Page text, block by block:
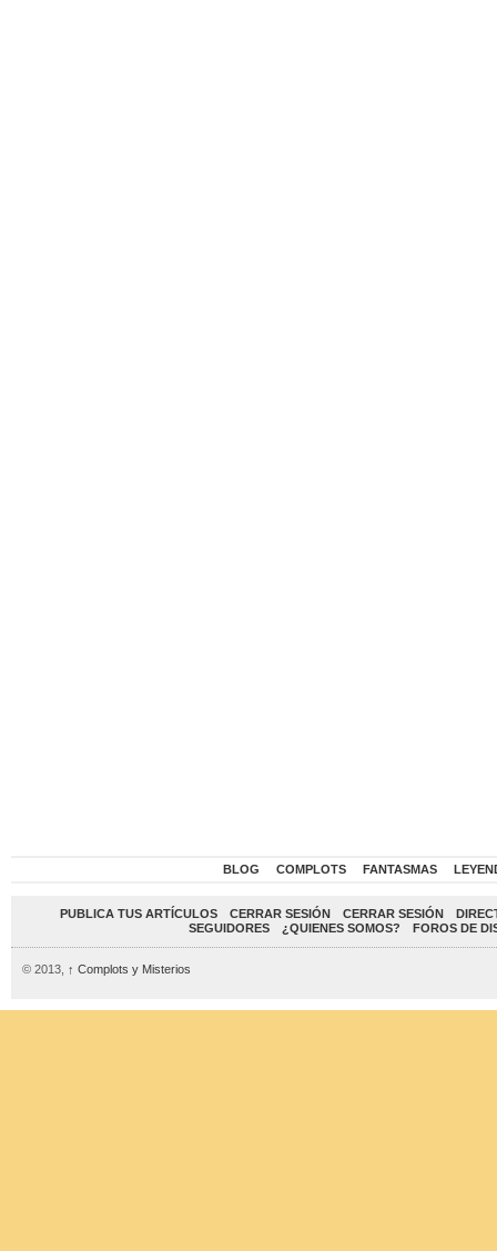
BLOG COMPLOTS FANTASMAS
PUBLICA TUS ARTÍCULOS CERRAR SESIÓN CERRAR SESIÓN
SEGUIDORES
¿QUIENES SOMOS? FOROS DE
© 2013, ↑ Complots y Misterios